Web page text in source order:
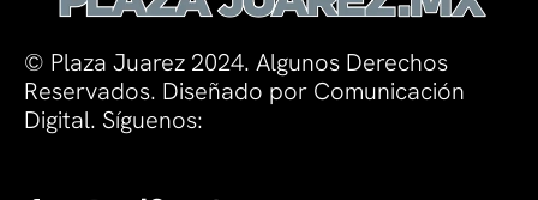
© Plaza Juarez 2024. Algunos Derechos
Reservados. Diseñado por Comunicación
Digital. Síguenos: